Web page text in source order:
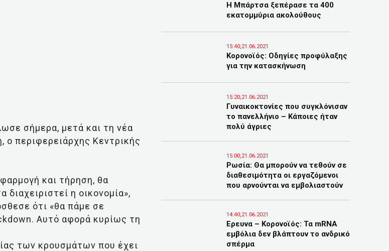
σήμερα, μετά και τη νέα
περιφερειάρχης Κεντρικής
και τήρηση, θα
η οικονομία»,
ότι «θα πάμε σε
Αυτό αφορά κυρίως τη
των κρουσμάτων που έχει
Η Μπάρτσα ξεπέρασε τα 400
εκατομμύρια ακολούθους
15:40,21.06.2021
Κορονοϊός: Οδηγίες προφύλαξης
για την κατασκήνωση
15:20,21.06.2021
Γυναικοκτονίες που συγκλόνισαν
το πανελλήνιο – Κάποιες ήταν
πολύ άγριες
15:00,21.06.2021
Ρωσία: Θα μπορούν να τεθούν σε
διαθεσιμότητα οι εργαζόμενοι
που αρνούνται να εμβολιαστούν
14:40,21.06.2021
Ερευνα – Κορονοϊός: Τα mRNA
εμβόλια δεν βλάπτουν το ανδρικό
σπέρμα